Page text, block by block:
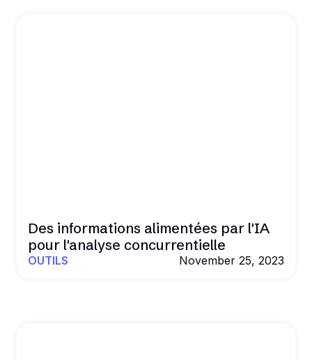
Des informations alimentées par l'IA
pour l'analyse concurrentielle
OUTILS November 25, 2023